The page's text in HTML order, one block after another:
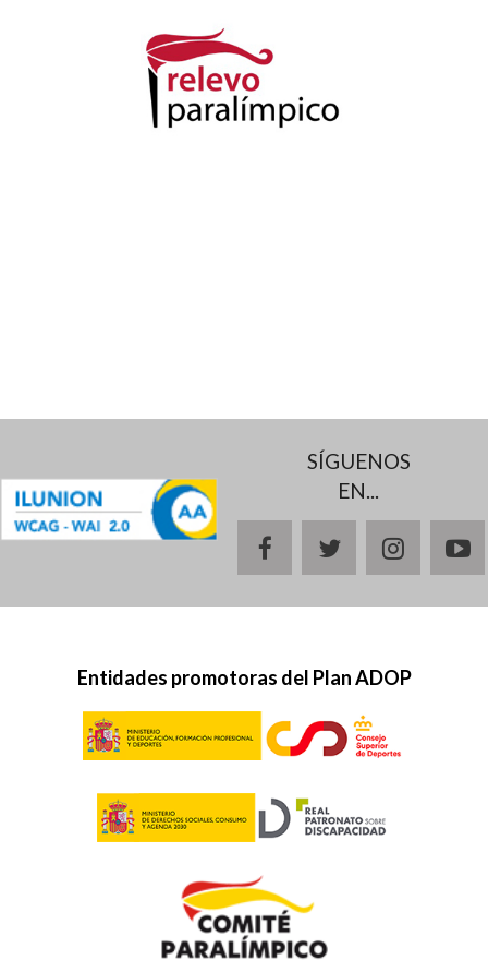
SÍGUENOS
EN...
facebooktwitter
Entidades promotoras del Plan ADOP